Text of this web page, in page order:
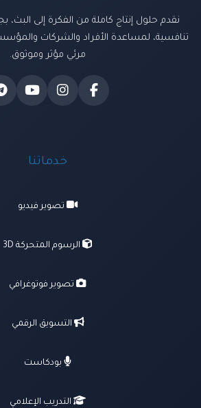
نقدم حلول إنتاج كاملة من الفكرة إلى البث،
تنافسية، لمساعدة الأفراد والشركات
مرئي مؤثر وموثوق.
خدماتنا
تصوير فيديو
الرسوم المتحركة 3D
تصوير فوتوغرافي
التسويق الرقمي
بودكاست
التدريب الإعلامي